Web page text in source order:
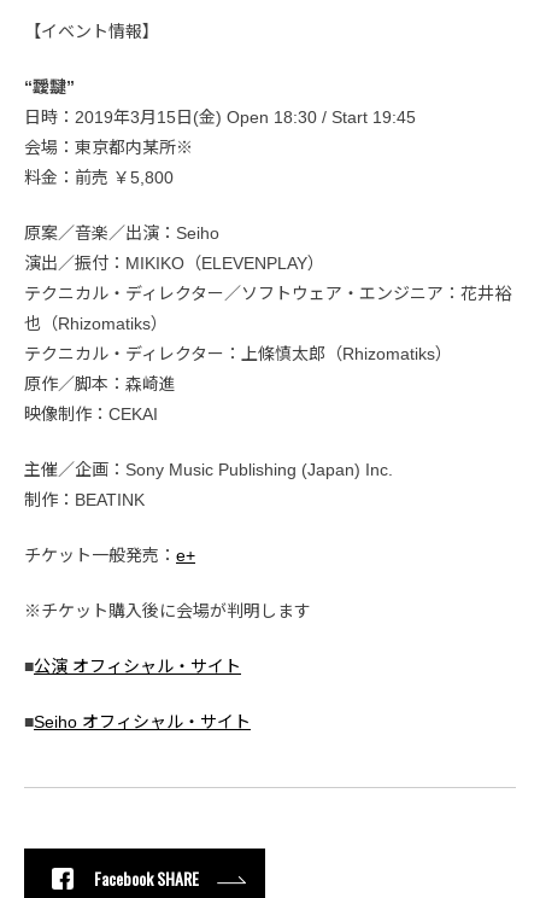
【イベント情報】
“靉靆”
日時：2019年3月15日(金) Open 18:30 / Start 19:45
会場：東京都内某所※
料金：前売 ￥5,800
原案／音楽／出演：Seiho
演出／振付：MIKIKO（ELEVENPLAY）
テクニカル・ディレクター／ソフトウェア・エンジニア：花井裕
也（Rhizomatiks）
テクニカル・ディレクター：上條慎太郎（Rhizomatiks）
原作／脚本：森崎進
映像制作：CEKAI
主催／企画：Sony Music Publishing (Japan) Inc.
制作：BEATINK
チケット一般発売： e+
※チケット購入後に会場が判明します
■公演 オフィシャル・サイト
■Seiho オフィシャル・サイト
Facebook SHARE